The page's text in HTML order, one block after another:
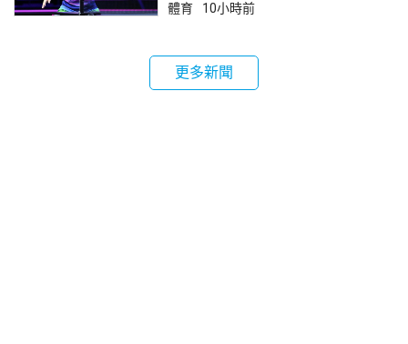
體育 10小時前
更多新聞